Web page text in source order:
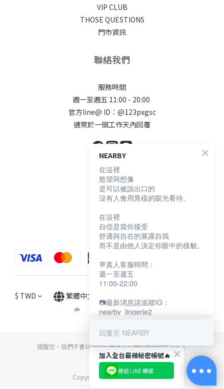
VIP CLUB
THOSE QUESTIONS
門市資訊
聯絡我們
服務時間
週一至週五 11:00 - 20:00
官方line@ ID：@123pxgsc
通常於一個工作天內回覆
顧客服務
購物須知
退換貨說明
防詐騙宣導
$ TWD 繁體中文
提醒您，我們不會以電話或簡訊方式通知變更付款方式。
Copyright© [2024][NEARBY]
加入全台最辣秘密帳號🔥
連結 LINE 帳號
NEARBY
在這裡
慾望與想像
是可以被說出口的
沒有人會用異樣的眼光看待。
在這裡
自信是當你接受
舒適與自在的展露自我
而不是由他人決定你眼中的樣貌。
💬真人客服時間：
週一至週五
11:00-22:00
📷最新消息請追蹤IG：
nearby_lingerie2
回覆至 NEARBY